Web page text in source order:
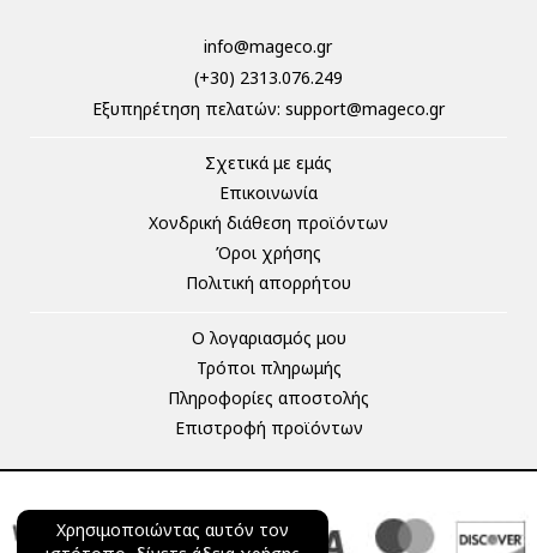
Χρησιμοποιώντας αυτόν τον
info@mageco.gr
(+30) 2313.076.249
Eξυπηρέτηση πελατών: support@mageco.gr
Σχετικά με εμάς
Επικοινωνία
Χονδρική διάθεση προϊόντων
Όροι χρήσης
Πολιτική απορρήτου
Ο λογαριασμός μου
Τρόποι πληρωμής
Πληροφορίες αποστολής
Επιστροφή προϊόντων